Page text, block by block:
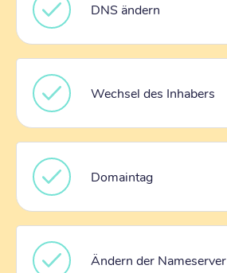
DNS ändern
Wechsel des Inhabers
Domaintag
Ändern der Nameserver